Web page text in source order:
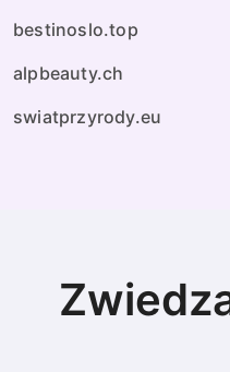
bestinoslo.top
alpbeauty.ch
swiatprzyrody.eu